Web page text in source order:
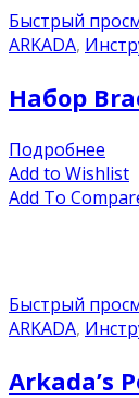
Быстрый
ARKADA,
Набор
Подробнее
Add to Wishlist
Add To
Быстрый
ARKADA,
Arkada’s